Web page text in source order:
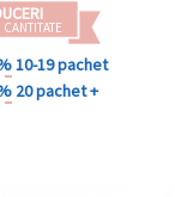
CANTITATE
10-19 pachet
20 pachet +